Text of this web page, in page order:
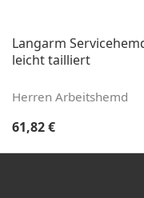
Langarm
leicht tailliert
Herren Arbeitshemd
Regulärer Preis:
61,82 €